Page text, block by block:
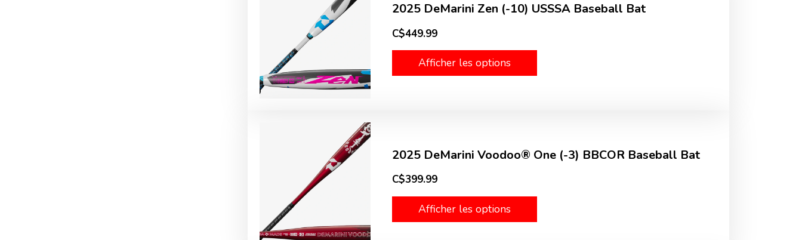
2025 DeMarini Zen (-10) USSSA Baseball Bat
C$449.99
Afficher les options
2025 DeMarini Voodoo® One (-3) BBCOR Baseball Bat
C$399.99
Afficher les options